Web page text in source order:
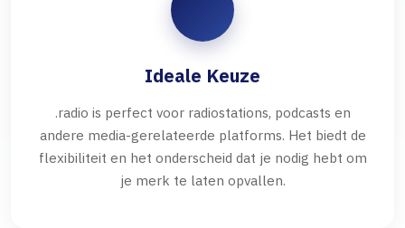
Ideale Keuze
.radio is perfect voor radiostations, podcasts en
andere media-gerelateerde platforms. Het biedt de
flexibiliteit en het onderscheid dat je nodig hebt om
je merk te laten opvallen.